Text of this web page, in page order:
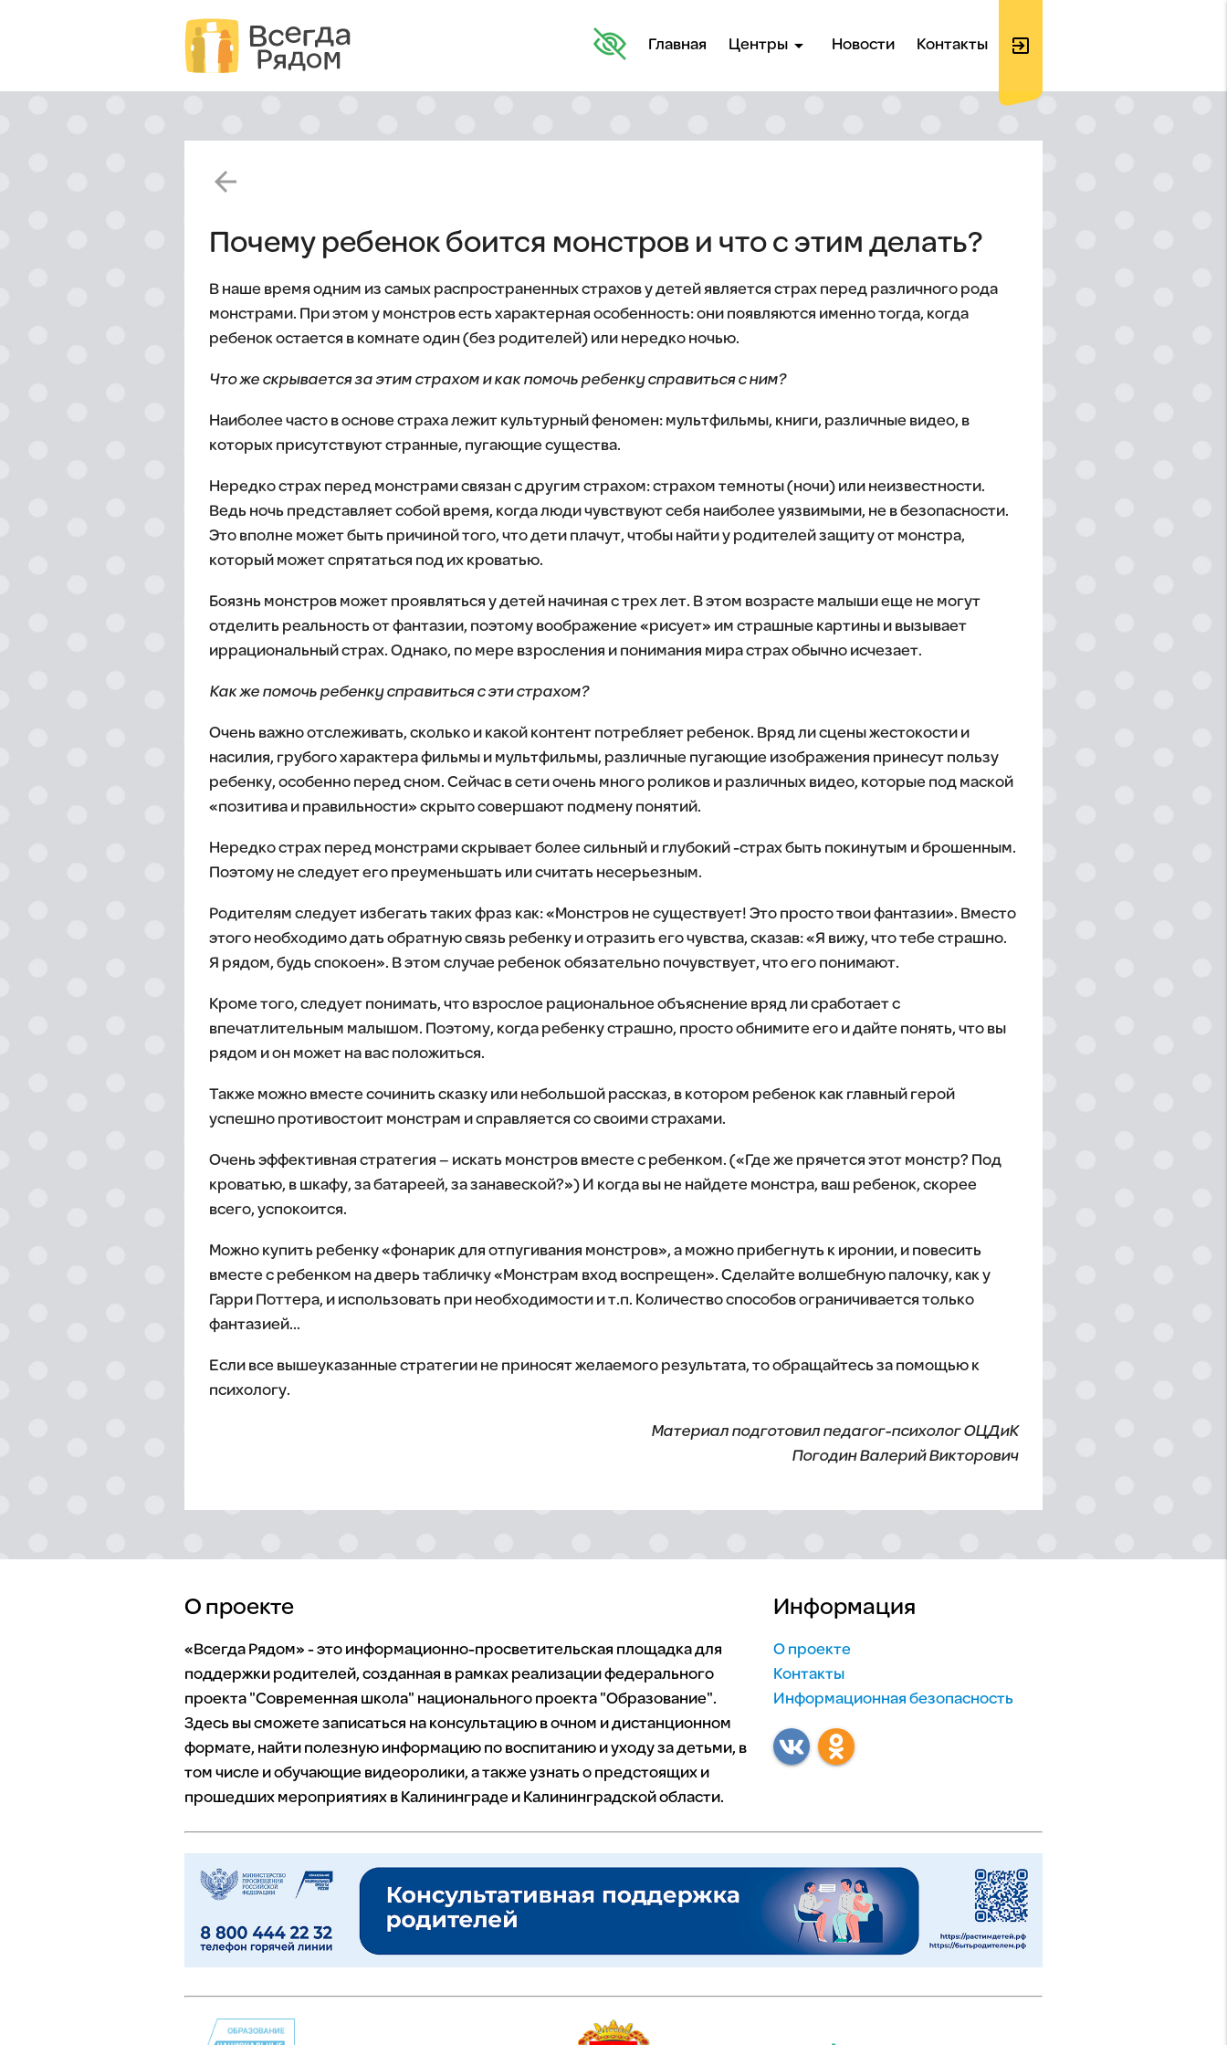
Главная Центры arrow_drop_down Новости Контакты exit_to_app
arrow_back
Почему ребенок боится монстров и что с этим делать?
В наше время одним из самых распространенных страхов у детей является страх перед различного рода
монстрами. При этом у монстров есть характерная особенность: они появляются именно тогда, когда
ребенок остается в комнате один (без родителей) или нередко ночью.
Что же скрывается за этим страхом и как помочь ребенку справиться с ним?
Наиболее часто в основе страха лежит культурный феномен: мультфильмы, книги, различные видео, в
которых присутствуют странные, пугающие существа.
Нередко страх перед монстрами связан с другим страхом: страхом темноты (ночи) или неизвестности.
Ведь ночь представляет собой время, когда люди чувствуют себя наиболее уязвимыми, не в безопасности.
Это вполне может быть причиной того, что дети плачут, чтобы найти у родителей защиту от монстра,
который может спрятаться под их кроватью.
Боязнь монстров может проявляться у детей начиная с трех лет. В этом возрасте малыши еще не могут
отделить реальность от фантазии, поэтому воображение «рисует» им страшные картины и вызывает
иррациональный страх. Однако, по мере взросления и понимания мира страх обычно исчезает.
Как же помочь ребенку справиться с эти страхом?
Очень важно отслеживать, сколько и какой контент потребляет ребенок. Вряд ли сцены жестокости и
насилия, грубого характера фильмы и мультфильмы, различные пугающие изображения принесут пользу
ребенку, особенно перед сном. Сейчас в сети очень много роликов и различных видео, которые под маской
«позитива и правильности» скрыто совершают подмену понятий.
Нередко страх перед монстрами скрывает более сильный и глубокий -страх быть покинутым и брошенным.
Поэтому не следует его преуменьшать или считать несерьезным.
Родителям следует избегать таких фраз как: «Монстров не существует! Это просто твои фантазии». Вместо
этого необходимо дать обратную связь ребенку и отразить его чувства, сказав: «Я вижу, что тебе страшно.
Я рядом, будь спокоен». В этом случае ребенок обязательно почувствует, что его понимают.
Кроме того, следует понимать, что взрослое рациональное объяснение вряд ли сработает с
впечатлительным малышом. Поэтому, когда ребенку страшно, просто обнимите его и дайте понять, что вы
рядом и он может на вас положиться.
Также можно вместе сочинить сказку или небольшой рассказ, в котором ребенок как главный герой
успешно противостоит монстрам и справляется со своими страхами.
Очень эффективная стратегия – искать монстров вместе с ребенком. («Где же прячется этот монстр? Под
кроватью, в шкафу, за батареей, за занавеской?») И когда вы не найдете монстра, ваш ребенок, скорее
всего, успокоится.
Можно купить ребенку «фонарик для отпугивания монстров», а можно прибегнуть к иронии, и повесить
вместе с ребенком на дверь табличку «Монстрам вход воспрещен». Сделайте волшебную палочку, как у
Гарри Поттера, и использовать при необходимости и т.п. Количество способов ограничивается только
фантазией…
Если все вышеуказанные стратегии не приносят желаемого результата, то обращайтесь за помощью к
психологу.
Материал подготовил педагог-психолог ОЦДиК
Погодин Валерий Викторович
О проекте
«Всегда Рядом» - это информационно-просветительская площадка для
поддержки родителей, созданная в рамках реализации федерального
проекта "Современная школа" национального проекта "Образование".
Здесь вы сможете записаться на консультацию в очном и дистанционном
формате, найти полезную информацию по воспитанию и уходу за детьми, в
том числе и обучающие видеоролики, а также узнать о предстоящих и
прошедших мероприятиях в Калининграде и Калининградской области.
Информация
О проекте
Контакты
Информационная безопасность